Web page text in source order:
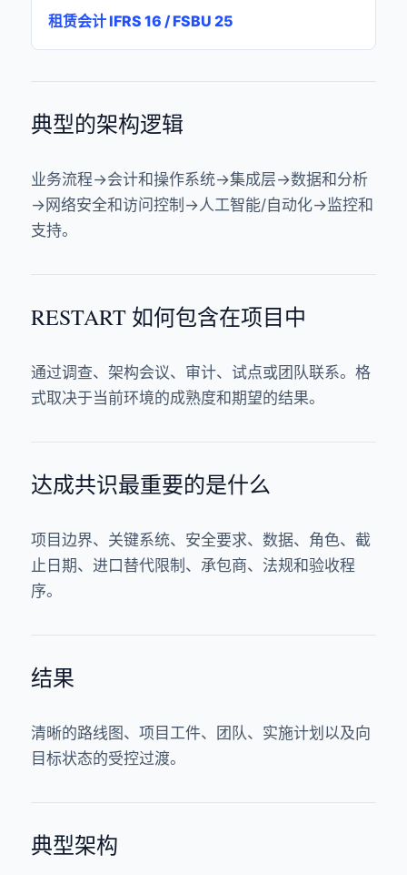
租赁会计 IFRS 16 / FSBU 25
典型的架构逻辑
业务流程→会计和操作系统→集成层→数据和分析
→网络安全和访问控制→人工智能/自动化→监控和
支持。
RESTART 如何包含在项目中
通过调查、架构会议、审计、试点或团队联系。格
式取决于当前环境的成熟度和期望的结果。
达成共识最重要的是什么
项目边界、关键系统、安全要求、数据、角色、截
止日期、进口替代限制、承包商、法规和验收程
序。
结果
清晰的路线图、项目工件、团队、实施计划以及向
目标状态的受控过渡。
典型架构